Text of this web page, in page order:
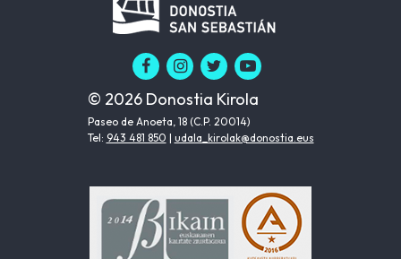
© 2026 Donostia Kirola
Paseo de Anoeta, 18 (C.P. 20014)
Tel: 943 481 850 | udala_kirolak@donostia.eus